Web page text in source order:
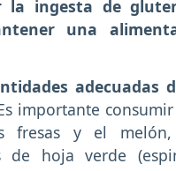
la ingesta de
una
adecuadas
importante
fresas y el
de hoja verde